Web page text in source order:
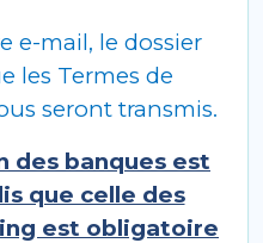
e-mail, le dossier
les Termes de
seront transmis.
des banques est
que celle des
est obligatoire